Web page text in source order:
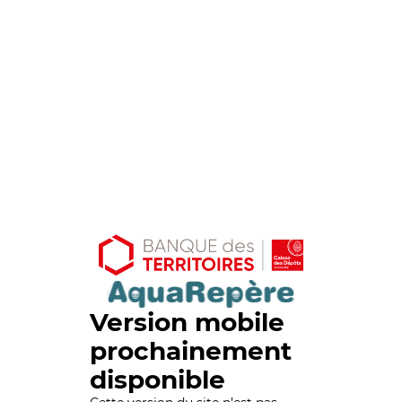
Version mobile
prochainement
disponible